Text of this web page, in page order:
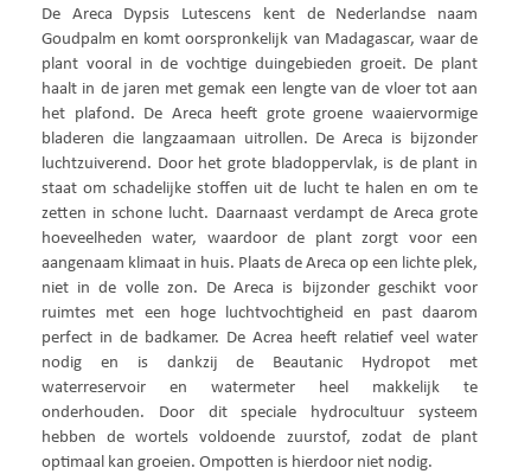
De Areca Dypsis Lutescens kent de Nederlandse naam
Goudpalm en komt oorspronkelijk van Madagascar, waar de
plant vooral in de vochtige duingebieden groeit. De plant
haalt in de jaren met gemak een lengte van de vloer tot aan
het plafond. De Areca heeft grote groene waaiervormige
bladeren die langzaamaan uitrollen. De Areca is bijzonder
luchtzuiverend. Door het grote bladoppervlak, is de plant in
staat om schadelijke stoffen uit de lucht te halen en om te
zetten in schone lucht. Daarnaast verdampt de Areca grote
hoeveelheden water, waardoor de plant zorgt voor een
aangenaam klimaat in huis. Plaats de Areca op een lichte plek,
niet in de volle zon. De Areca is bijzonder geschikt voor
ruimtes met een hoge luchtvochtigheid en past daarom
perfect in de badkamer. De Acrea heeft relatief veel water
nodig en is dankzij de Beautanic Hydropot met
waterreservoir en watermeter heel makkelijk te
onderhouden. Door dit speciale hydrocultuur systeem
hebben de wortels voldoende zuurstof, zodat de plant
optimaal kan groeien. Ompotten is hierdoor niet nodig.